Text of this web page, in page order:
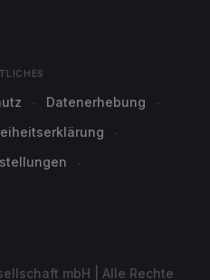
Datenerhebung
mbH | Alle Rechte